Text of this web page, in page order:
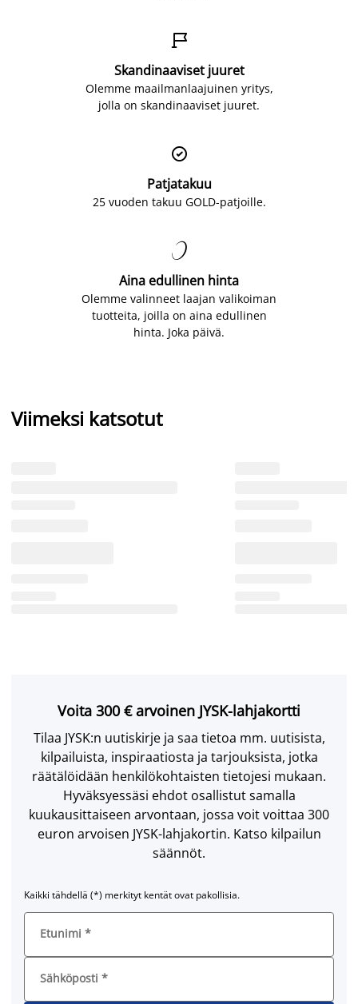

Skandinaaviset juuret
Olemme maailmanlaajuinen yritys,
jolla on skandinaaviset juuret.

Patjatakuu
25 vuoden takuu GOLD-patjoille.

Aina edullinen hinta
Olemme valinneet laajan valikoiman
tuotteita, joilla on aina edullinen
hinta. Joka päivä.
Viimeksi katsotut
Voita 300 € arvoinen JYSK-lahjakortti
Tilaa JYSK:n uutiskirje ja saa tietoa mm. uutisista,
kilpailuista, inspiraatiosta ja tarjouksista, jotka
räätälöidään henkilökohtaisten tietojesi mukaan.
Hyväksyessäsi ehdot osallistut samalla
kuukausittaiseen arvontaan, jossa voit voittaa 300
euron arvoisen JYSK-lahjakortin. Katso kilpailun
säännöt.
Kaikki tähdellä (*) merkityt kentät ovat pakollisia.
Etunimi *
Sähköposti *